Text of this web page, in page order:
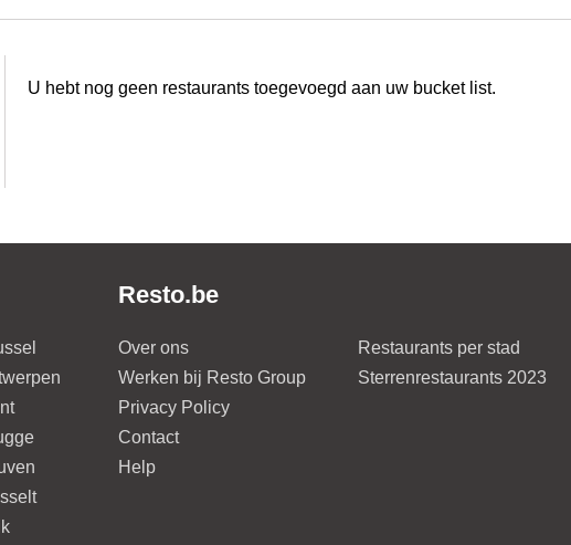
U hebt nog geen restaurants toegevoegd aan uw bucket list.
Resto.be
Over ons
Werken bij Resto Group
Privacy Policy
Contact
Help
Restaurants per stad
Sterrenrestaurants 2023